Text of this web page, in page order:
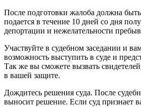
После подготовки жалоба должна
подается в течение 10 дней со дня
депортации и нежелательности
Участвуйте в судебном заседании и
возможность выступить в суде и
Так же вы сможете вызвать
в вашей защите.
Дождитесь решения суда. После
выносит решение. Если суд признает